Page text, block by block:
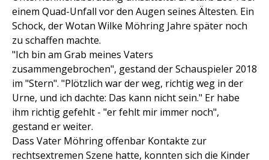
einem Quad-Unfall vor den Augen seines Ältesten. Ein
Schock, der Wotan Wilke Möhring Jahre später noch
zu schaffen machte.
"Ich bin am Grab meines Vaters
zusammengebrochen", gestand der Schauspieler 2018
im "Stern". "Plötzlich war der weg, richtig weg in der
Urne, und ich dachte: Das kann nicht sein." Er habe
ihm richtig gefehlt - "er fehlt mir immer noch",
gestand er weiter.
Dass Vater Möhring offenbar Kontakte zur
rechtsextremen Szene hatte, konnten sich die Kinder